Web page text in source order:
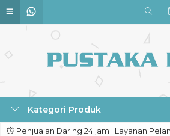
Kategori Produk
Penjualan Daring 24 jam | Layanan